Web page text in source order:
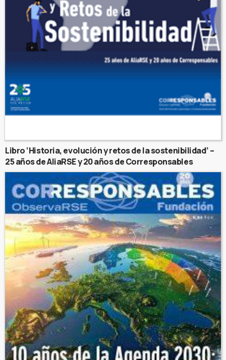
Libro ‘Historia, evolución y retos de la sostenibilidad’ –
25 años de AliaRSE y 20 años de Corresponsables